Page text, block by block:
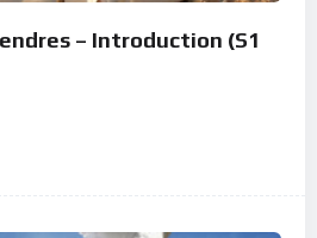
– Introduction (S1